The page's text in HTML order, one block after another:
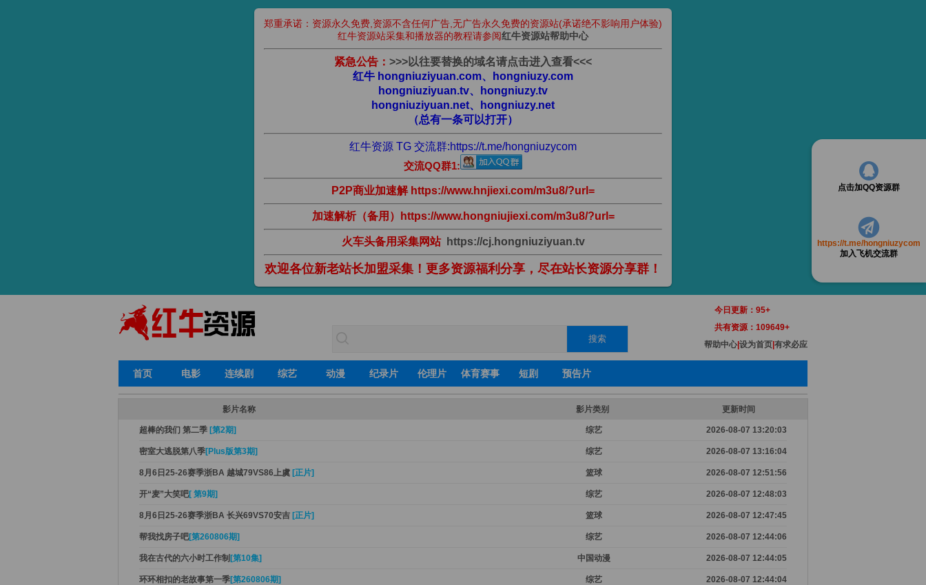
郑重承诺：资源永久免费,资源不含任何广告,无广告永久免费的资源站(承诺绝不影响用户体验)
红牛资源站采集和播放器的教程请参阅红牛资源站帮助中心
紧急公告： >>>以往要替换的域名请点击进入查看<<<
红牛 hongniuziyuan.com、hongniuzy.com
hongniuziyuan.tv、hongniuzy.tv
hongniuziyuan.net、hongniuzy.net
（总有一条可以打开）
红牛资源 TG 交流群:https://t.me/hongniuzycom
交流QQ群1:
P2P商业加速解 https://www.hnjiexi.com/m3u8/?url=
加速解析（备用）https://www.hongniujiexi.com/m3u8/?url=
火车头备用采集网站https://cj.hongniuziyuan.tv
欢迎各位新老站长加盟采集！更多资源福利分享，尽在站长资源分享群！
今日更新： 95+
共有资源： 109649+
帮助中心 设为首页 有求必应
首页 电影 连续剧 综艺 动漫 纪录片 伦理片 体育赛事 短剧 预告片
影片名称 影片类别 更新时间
超棒的我们 第二季 [第2期] 综艺 2026-08-07 13:20:03
密室大逃脱第八季[Plus版第3期] 综艺 2026-08-07 13:16:04
8月6日25-26赛季浙BA 越城79VS86上虞 [正片] 篮球 2026-08-07 12:51:56
开“麦”大笑吧[ 第9期] 综艺 2026-08-07 12:48:03
8月6日25-26赛季浙BA 长兴69VS70安吉 [正片] 篮球 2026-08-07 12:47:45
帮我找房子吧[第260806期] 综艺 2026-08-07 12:44:06
我在古代的六小时工作制 [第10集] 中国动漫 2026-08-07 12:44:05
环环相扣的老故事第一季[第260806期] 综艺 2026-08-07 12:44:04
点击加QQ资源群
https://t.me/hongniuzycom
加入飞机交流群